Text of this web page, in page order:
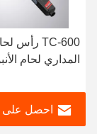
المداري لحام
احصل